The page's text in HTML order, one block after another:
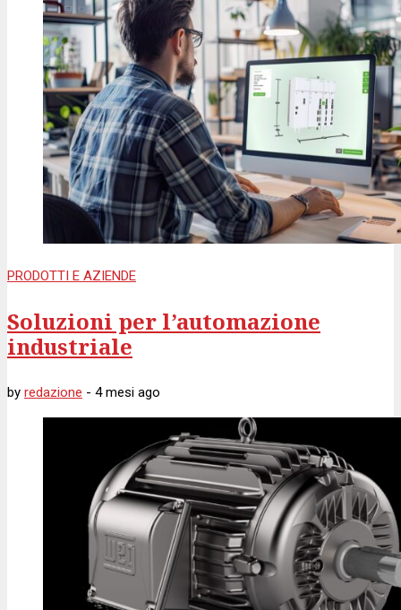
PRODOTTI E AZIENDE
Soluzioni per l’automazione
industriale
by redazione - 4 mesi ago